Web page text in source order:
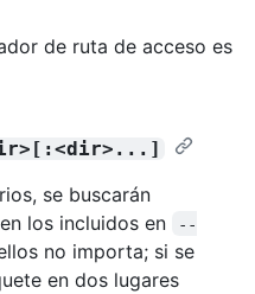
de ruta de acceso es
se buscarán
los incluidos en
--
no importa; si se
en dos lugares